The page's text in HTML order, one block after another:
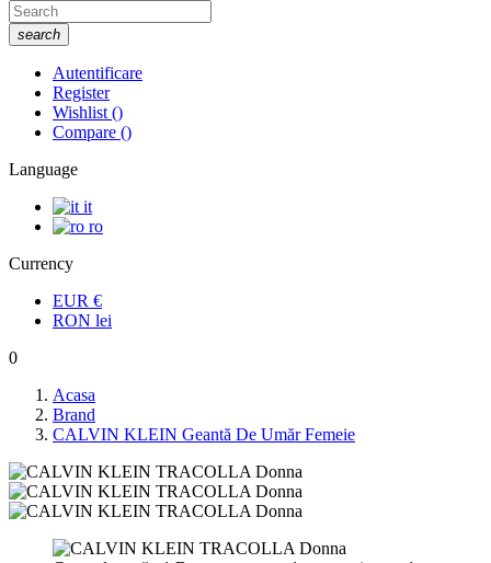
search
Autentificare
Register
Wishlist ()
Compare ()
Language
it
ro
Currency
EUR €
RON lei
0
Acasa
Brand
CALVIN KLEIN Geantă De Umăr Femeie